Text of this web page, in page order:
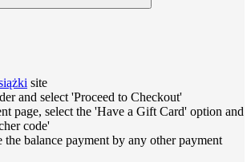
site
and select 'Proceed to Checkout'
page, select the 'Have a Gift Card' option and
code'
the balance payment by any other payment